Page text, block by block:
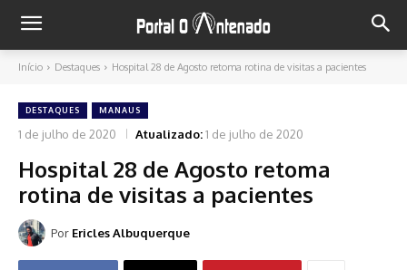
Início Destaques Hospital 28 de Agosto retoma rotina de visitas a pacientes
DESTAQUES MANAUS
1 de julho de 2020 Atualizado:1 de julho de 2020
Hospital 28 de Agosto retoma
rotina de visitas a pacientes
Por Ericles Albuquerque